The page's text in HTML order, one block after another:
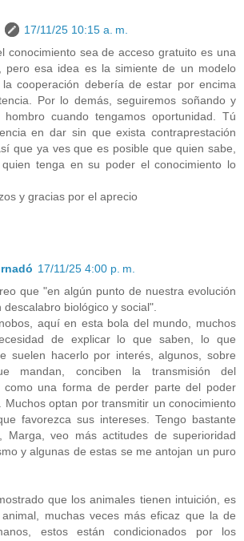
17/11/25 10:15 a. m.
conocimiento sea de acceso gratuito es una
pero esa idea es la simiente de un modelo
cooperación debería de estar por encima
Por lo demás, seguiremos soñando y
cuando tengamos oportunidad. Tú
en dar sin que exista contraprestación
que ya ves que es posible que quien sabe,
tenga en su poder el conocimiento lo
y gracias por el aprecio
17/11/25 4:00 p. m.
que "en algún punto de nuestra evolución
descalabro biológico y social".
aquí en esta bola del mundo, muchos
de explicar lo que saben, lo que
suelen hacerlo por interés, algunos, sobre
mandan, conciben la transmisión del
como una forma de perder parte del poder
Muchos optan por transmitir un conocimiento
favorezca sus intereses. Tengo bastante
Marga, veo más actitudes de superioridad
y algunas de estas se me antojan un puro
que los animales tienen intuición, es
muchas veces más eficaz que la de
estos están condicionados por los